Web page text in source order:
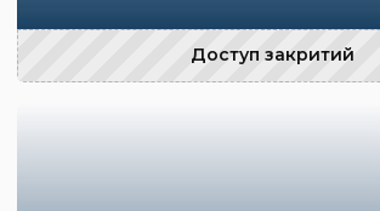
Доступ закритий